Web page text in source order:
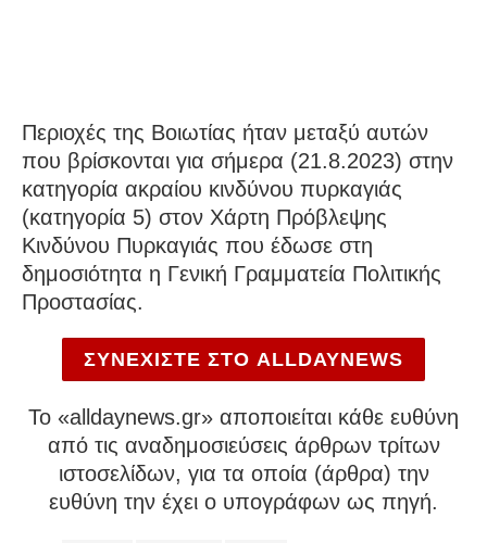
Περιοχές της Βοιωτίας ήταν μεταξύ αυτών
που βρίσκονται για σήμερα (21.8.2023) στην
κατηγορία ακραίου κινδύνου πυρκαγιάς
(κατηγορία 5) στον Χάρτη Πρόβλεψης
Κινδύνου Πυρκαγιάς που έδωσε στη
δημοσιότητα η Γενική Γραμματεία Πολιτικής
Προστασίας.
ΣΥΝΕΧΙΣΤΕ ΣΤΟ ALLDAYNEWS
To «alldaynews.gr» αποποιείται κάθε ευθύνη
από τις αναδημοσιεύσεις άρθρων τρίτων
ιστοσελίδων, για τα οποία (άρθρα) την
ευθύνη την έχει ο υπογράφων ως πηγή.